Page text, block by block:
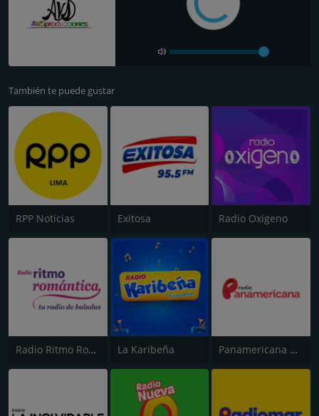
También te puede gustar
RPP Noticias Exitosa Radio Oxigeno
Radio Ritmo Romántica La Karibeña Panamericana Radio